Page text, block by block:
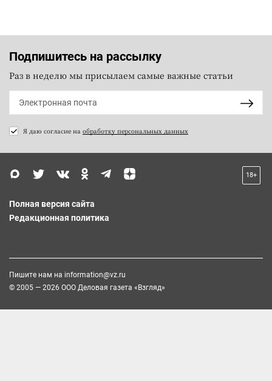
Подпишитесь на рассылку
Раз в неделю мы присылаем самые важные статьи
Я даю согласие на обработку персональных данных
18+
Полная версия сайта
Редакционная политика
Пишите нам на information@vz.ru
© 2005 — 2026 ООО Деловая газета «Взгляд»